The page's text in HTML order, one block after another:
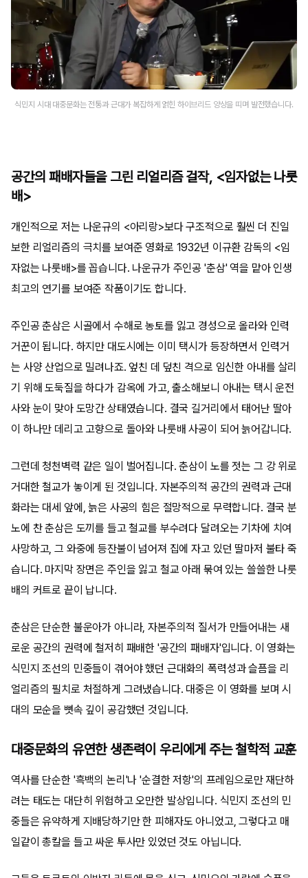
식민지 시대 대중문화는 전통과 근대가 복잡하게 얽힌 하이브리드 양상을 띠며 발전했습니다.
공간의 패배자들을 그린 리얼리즘 걸작, <임자없는 나룻
배>
개인적으로 저는 나운규의 <아리랑>보다 구조적으로 훨씬 더 진일
보한 리얼리즘의 극치를 보여준 영화로 1932년 이규환 감독의 <임
자없는 나룻배>를 꼽습니다. 나운규가 주인공 '춘삼' 역을 맡아 인생
최고의 연기를 보여준 작품이기도 합니다.
주인공 춘삼은 시골에서 수해로 농토를 잃고 경성으로 올라와 인력
거꾼이 됩니다. 하지만 대도시에는 이미 택시가 등장하면서 인력거
는 사양 산업으로 밀려나죠. 엎친 데 덮친 격으로 임신한 아내를 살리
기 위해 도둑질을 하다가 감옥에 가고, 출소해보니 아내는 택시 운전
사와 눈이 맞아 도망간 상태였습니다. 결국 길거리에서 태어난 딸아
이 하나만 데리고 고향으로 돌아와 나룻배 사공이 되어 늙어갑니다.
그런데 청천벽력 같은 일이 벌어집니다. 춘삼이 노를 젓는 그 강 위로
거대한 철교가 놓이게 된 것입니다. 자본주의적 공간의 권력과 근대
화라는 대세 앞에, 늙은 사공의 힘은 절망적으로 무력합니다. 결국 분
노에 찬 춘삼은 도끼를 들고 철교를 부수려다 달려오는 기차에 치여
사망하고, 그 와중에 등잔불이 넘어져 집에 자고 있던 딸마저 불타 죽
습니다. 마지막 장면은 주인을 잃고 철교 아래 묶여 있는 쓸쓸한 나룻
배의 커트로 끝이 납니다.
춘삼은 단순한 불운아가 아니라, 자본주의적 질서가 만들어내는 새
로운 공간의 권력에 철저히 패배한 '공간의 패배자'입니다. 이 영화는
식민지 조선의 민중들이 겪어야 했던 근대화의 폭력성과 슬픔을 리
얼리즘의 필치로 처절하게 그려냈습니다. 대중은 이 영화를 보며 시
대의 모순을 뼛속 깊이 공감했던 것입니다.
대중문화의 유연한 생존력이 우리에게 주는 철학적 교훈
역사를 단순한 '흑백의 논리'나 '순결한 저항'의 프레임으로만 재단하
려는 태도는 대단히 위험하고 오만한 발상입니다. 식민지 조선의 민
중들은 유약하게 지배당하기만 한 피해자도 아니었고, 그렇다고 매
일같이 총칼을 들고 싸운 투사만 있었던 것도 아닙니다.